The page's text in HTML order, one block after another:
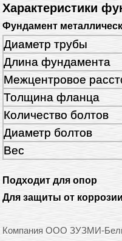
Характеристики
Фундамент
Диаметр трубы
Длина фундамента
Межцентровое
Толщина фланца
Количество болтов
Диаметр болтов
Вес
Подходит для опор
Для защиты от
Компания ООО ЗУЗМИ-